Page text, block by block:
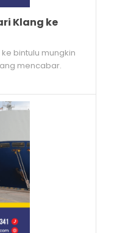
Klang ke
bintulu mungkin
mencabar.